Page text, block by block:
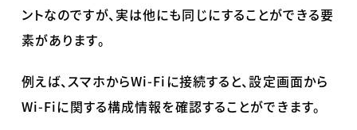
ントなのですが、実は他にも同じにすることができる要
素があります。
例えば、スマホからWi-Fiに接続すると、設定画面から
Wi-Fiに関する構成情報を確認することができます。